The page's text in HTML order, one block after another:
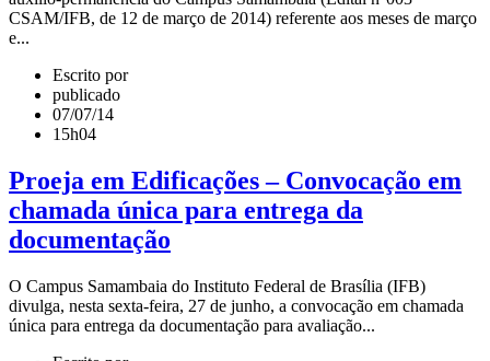
CSAM/IFB, de 12 de março de 2014) referente aos meses de março
e...
Escrito por
publicado
07/07/14
15h04
Proeja em Edificações – Convocação em
chamada única para entrega da
documentação
O Campus Samambaia do Instituto Federal de Brasília (IFB)
divulga, nesta sexta-feira, 27 de junho, a convocação em chamada
única para entrega da documentação para avaliação...